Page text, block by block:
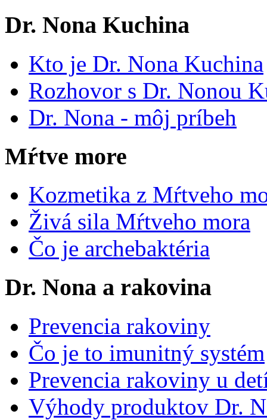
Dr. Nona Kuchina
Kto je Dr. Nona Kuchina
Rozhovor s Dr. Nonou
Dr. Nona - môj príbeh
Mŕtve more
Kozmetika z Mŕtveho
Živá sila Mŕtveho mora
Čo je archebaktéria
Dr. Nona a rakovina
Prevencia rakoviny
Čo je to imunitný systém
Prevencia rakoviny u
Výhody produktov Dr.